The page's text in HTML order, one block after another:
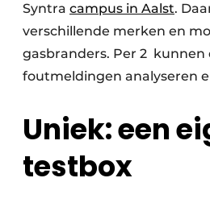
Syntra campus in Aalst.
verschillende merken en
gasbranders. Per 2 kunnen
foutmeldingen analyseren
Uniek: een
testbox